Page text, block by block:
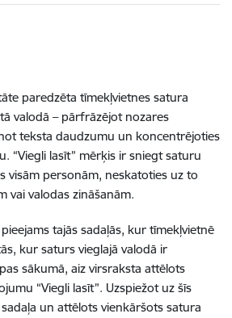
paredzēta tīmekļvietnes satura
valodā – pārfrāzējot nozares
teksta daudzumu un koncentrējoties
“Viegli lasīt” mērķis ir sniegt saturu
visām personām, neskatoties uz to
vai valodas zināšanām.
tajās sadaļās, kur tīmekļvietnē
kur saturs vieglajā valodā ir
sākumā, aiz virsraksta attēlots
“Viegli lasīt”. Uzspiežot uz šīs
un attēlots vienkāršots satura